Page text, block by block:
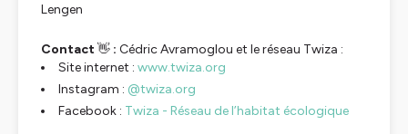
Lengen
Contact👋 : Cédric Avramoglou et le réseau Twiza :
Site internet : www.twiza.org
Instagram : @twiza.org
Facebook : Twiza - Réseau de l’habitat écologique